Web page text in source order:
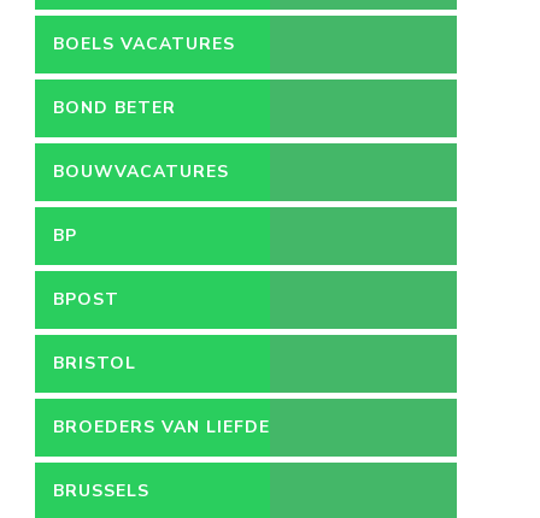
BOELS VACATURES
BOND BETER
LEEFMILIEU
BOUWVACATURES
BP
BPOST
BRISTOL
BROEDERS VAN LIEFDE
BRUSSELS